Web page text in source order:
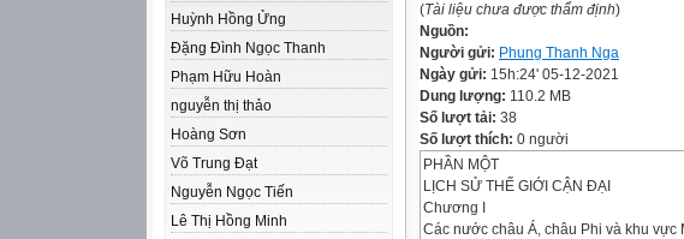
Huỳnh Hồng Ửng
Đặng Đình Ngọc Thanh
Phạm Hữu Hoàn
nguyễn thị thảo
Hoàng Sơn
Võ Trung Đạt
Nguyễn Ngọc Tiến
Lê Thị Hồng Minh
(Tài liệu chưa được thẩm định)
Nguồn:
Người gửi: Phung Thanh Nga
Ngày gửi: 15h:24' 05-12-2021
Dung lượng: 110.2 MB
Số lượt tải: 38
Số lượt thích: 0 người
PHẦN MỘT
LỊCH SỬ THẾ GIỚI CẬN ĐẠI
Chương I
Các nước châu Á, châu Phi và khu vực